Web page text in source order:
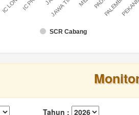
SCR Cabang
Tahun :